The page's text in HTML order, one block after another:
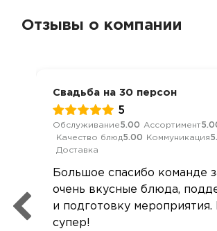
Отзывы о компании
Свадьба на 30 персон
5
Обслуживание5.00 Ассортимент
Качество блюд5.00 Коммуникация
Доставка
Большое спасибо команде
очень вкусные блюда,
и подготовку мероприятия.
супер!